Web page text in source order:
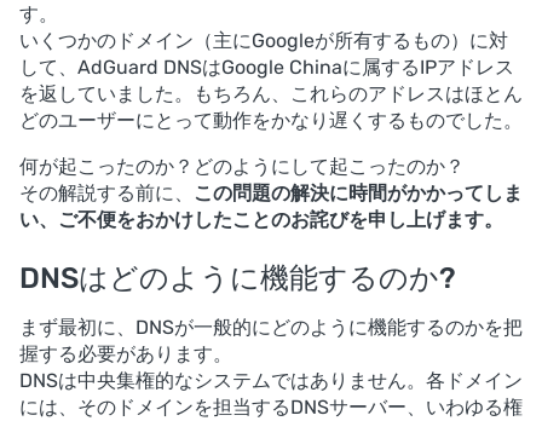
す。
いくつかのドメイン（主にGoogleが所有するもの）に対
して、AdGuard DNSはGoogle Chinaに属するIPアドレス
を返していました。もちろん、これらのアドレスはほとん
どのユーザーにとって動作をかなり遅くするものでした。
何が起こったのか？どのようにして起こったのか？
その解説する前に、
この問題の解決に時間がかかってしま
い、ご不便をおかけしたことのお詫びを申し上げます。
DNSはどのように機能するのか?
まず最初に、DNSが一般的にどのように機能するのかを把
握する必要があります。
DNSは中央集権的なシステムではありません。各ドメイン
には、そのドメインを担当するDNSサーバー、いわゆる権